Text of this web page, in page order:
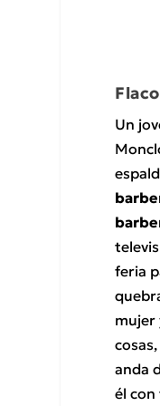
Un
feria
mujer
anda
él con